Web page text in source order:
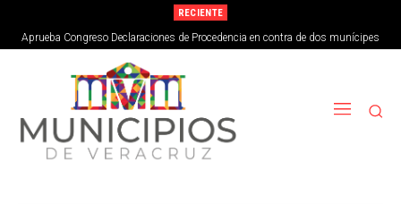
RECIENTE
Aprueba Congreso Declaraciones de Procedencia en contra de dos munícipes